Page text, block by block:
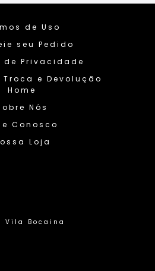
de Uso
seu Pedido
Privacidade
e Devolução
Home
Nós
Conosco
Loja
Vila Bocaina